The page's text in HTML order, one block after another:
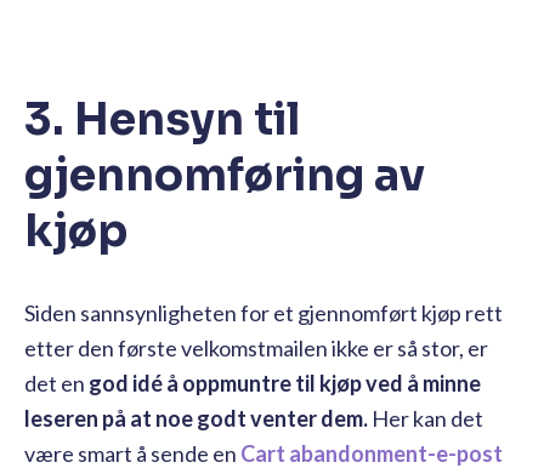
3. Hensyn til
gjennomføring av
kjøp
Siden sannsynligheten for et gjennomført kjøp rett
etter den første velkomstmailen ikke er så stor, er
det en god idé å oppmuntre til kjøp ved å minne
leseren på at noe godt venter dem. Her kan det
være smart å sende en Cart abandonment-e-post